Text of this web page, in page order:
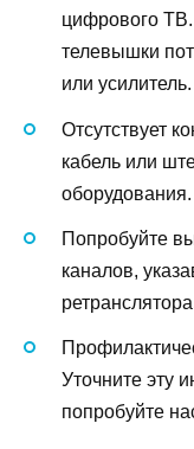
цифрового
телевышки
или усилитель.
Отсутствует
кабель или
оборудования.
Попробуйте
каналов,
Уточните эту
попробуйте